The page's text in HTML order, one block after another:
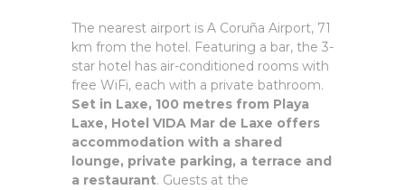
The nearest airport is A Coruña Airport, 71
km from the hotel. Featuring a bar, the 3-
star hotel has air-conditioned rooms with
free WiFi, each with a private bathroom.
Set in Laxe, 100 metres from Playa
Laxe, Hotel VIDA Mar de Laxe offers
accommodation with a shared
lounge, private parking, a terrace and
a restaurant. Guests at the